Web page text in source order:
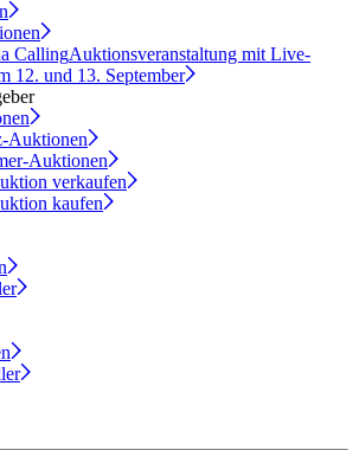
CallingAuktionsveranstaltung mit Live-
12. und 13. September
Auktionen
Auktionen
verkaufen
kaufen